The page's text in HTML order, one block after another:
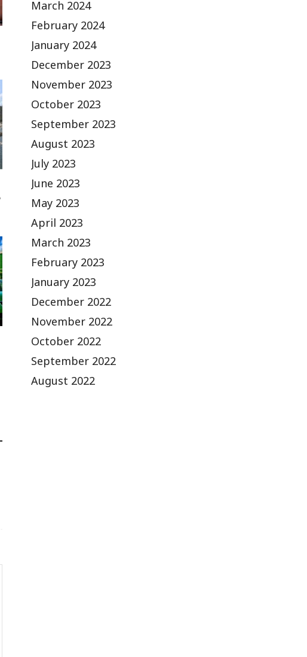
March 2024
February 2024
January 2024
December 2023
November 2023
October 2023
September 2023
August 2023
July 2023
June 2023
May 2023
April 2023
March 2023
February 2023
January 2023
December 2022
November 2022
October 2022
September 2022
August 2022